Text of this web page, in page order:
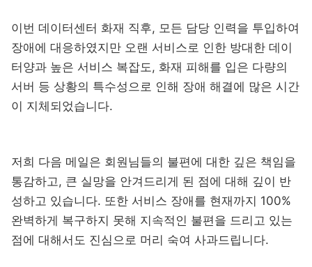
이번 데이터센터 화재 직후, 모든 담당 인력을 투입하여
장애에 대응하였지만 오랜 서비스로 인한 방대한 데이
터양과 높은 서비스 복잡도, 화재 피해를 입은 다량의
서버 등 상황의 특수성으로 인해 장애 해결에 많은 시간
이 지체되었습니다.
저희 다음 메일은 회원님들의 불편에 대한 깊은 책임을
통감하고, 큰 실망을 안겨드리게 된 점에 대해 깊이 반
성하고 있습니다. 또한 서비스 장애를 현재까지 100%
완벽하게 복구하지 못해 지속적인 불편을 드리고 있는
점에 대해서도 진심으로 머리 숙여 사과드립니다.